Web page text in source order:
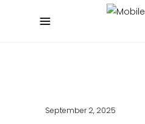
September 2, 2025